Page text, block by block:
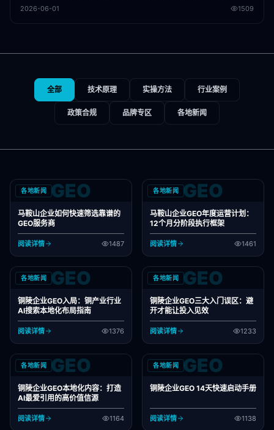
2026-06-01 1509
全部 技术原理 实操方法 行业案例
政策合规 品牌专区 各地新闻
各地新闻 GEO
马鞍山企业如何快速筛选靠谱的
GEO服务商
阅读详情 1487
各地新闻 GEO
马鞍山企业GEO年度运营计划：
12个月分阶段执行框架
阅读详情 1461
各地新闻 GEO
铜陵企业GEO入局：铜产业行业
AI搜索本地化布局指南
阅读详情 1376
各地新闻 GEO
铜陵企业GEO三大入门误区：避
开才能让投入见效
阅读详情 1233
各地新闻 GEO
铜陵企业GEO本地化内容：打造
AI最爱引用的高价值信源
阅读详情 1164
各地新闻 GEO
铜陵企业GEO 14天快速启动手册
阅读详情 1138